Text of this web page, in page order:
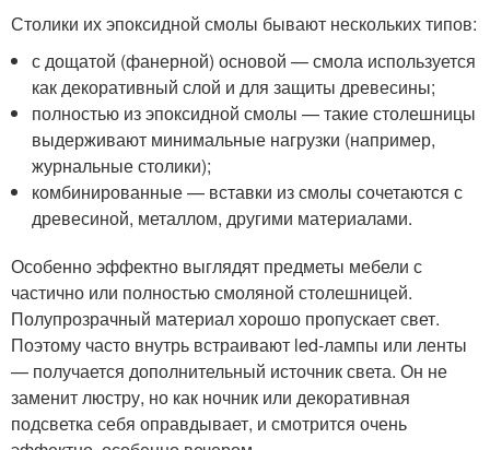
Столики их эпоксидной смолы бывают нескольких типов:
с дощатой (фанерной) основой — смола используется
как декоративный слой и для защиты древесины;
полностью из эпоксидной смолы — такие столешницы
выдерживают минимальные нагрузки (например,
журнальные столики);
комбинированные — вставки из смолы сочетаются с
древесиной, металлом, другими материалами.
Особенно эффектно выглядят предметы мебели с
частично или полностью смоляной столешницей.
Полупрозрачный материал хорошо пропускает свет.
Поэтому часто внутрь встраивают led-лампы или ленты
— получается дополнительный источник света. Он не
заменит люстру, но как ночник или декоративная
подсветка себя оправдывает, и смотрится очень